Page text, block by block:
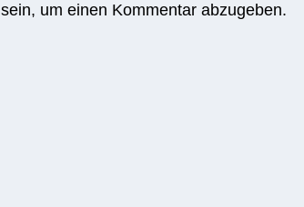
sein, um einen Kommentar abzugeben.